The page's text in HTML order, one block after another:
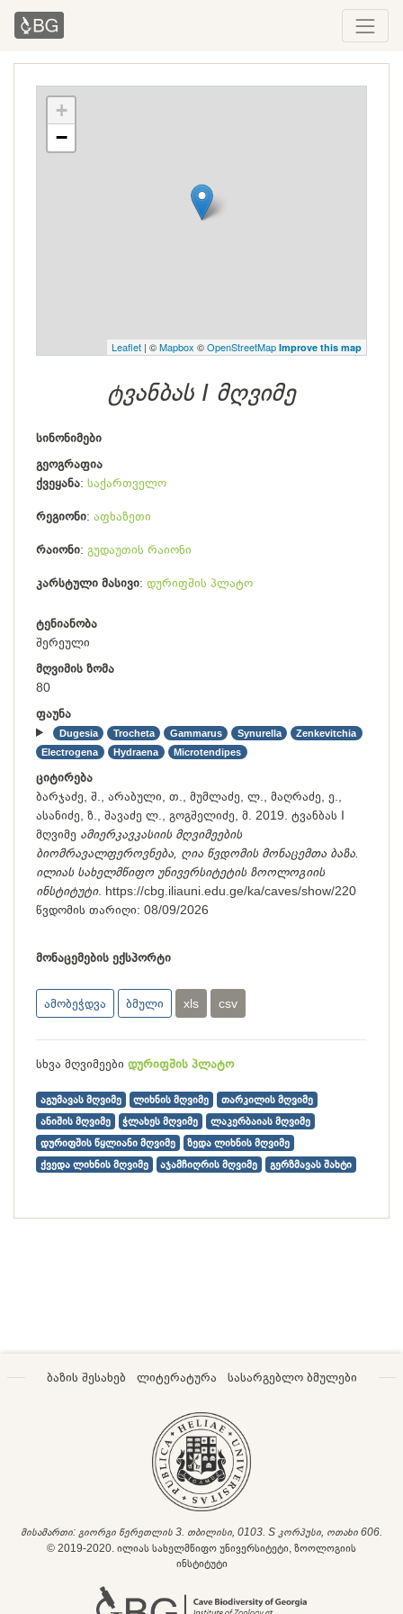
+
−
Leaflet | ©Mapbox ©OpenStreetMap Improve this map
ტვანბას I მღვიმე
სინონიმები
გეოგრაფია
ქვეყანა საქართველო
რეგიონი აფხაზეთი
რაიონი გუდაუთის რაიონი
კარსტული მასივი დურიფშის პლატო
ტენიანობა
შერეული
მღვიმის ზომა
80
ფაუნა
Dugesia Trocheta Gammarus Synurella
Zenkevitchia
Electrogena
Hydraena Microtendipes
ციტირება
ბარჯაძე, შ., არაბული, თ., მუმლაძე, ლ., მაღრაძე, ე.,
ასანიძე, ზ., შავაძე ლ., გოგშელიძე, მ. 2019. ტვანბას I
მღვიმე ამიერკავკასიის მღვიმეების
ბიომრავალფეროვნება, ღია წვდომის მონაცემთა ბაზა.
ილიას სახელმწიფო უნივერსიტეტის ზოოლოგიის
ინსტიტუტი. https://cbg.iliauni.edu.ge/ka/caves/show/220
წვდომის თარიღი: 08/09/2026
მონაცემების ექსპორტი
ამობეჭდვა ბმული xls csv
სხვა მღვიმეები დურიფშის პლატო
აგუმავას მღვიმე ლიხნის მღვიმე
თარკილის მღვიმე
ანიშის მღვიმე
ჭლახეს მღვიმე
ლაკერბაიას მღვიმე
დურიფშის წყლიანი მღვიმე
ზედა ლიხნის მღვიმე
ქვედა ლიხნის მღვიმე
აჯამჩიღრის მღვიმე გერზმავას შახტი
ბაზის შესახებ ლიტერატურა სასარგებლო ბმულები
მისამართი: გიორგი წერეთლის 3. თბილისი, 0103. S კორპუსი, ოთახი 606.
© 2019-2020. ილიას სახელმწიფო უნივერსიტეტი, ზოოლოგიის
ინსტიტუტი